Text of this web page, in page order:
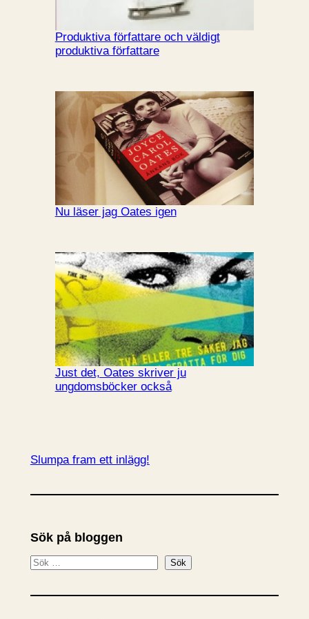
Produktiva författare och väldigt
produktiva författare
Nu läser jag Oates igen
Just det, Oates skriver ju
ungdomsböcker också
Slumpa fram ett inlägg!
Sök på bloggen
S
k
Sök